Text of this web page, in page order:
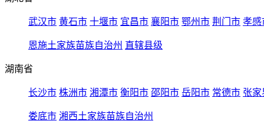
武汉市 黄石市 十堰市 宜昌市 襄阳市 鄂州市 荆门市 孝感
恩施土家族苗族自治州 直辖县级
湖南省
长沙市 株洲市 湘潭市 衡阳市 邵阳市 岳阳市 常德市 张家
娄底市 湘西土家族苗族自治州